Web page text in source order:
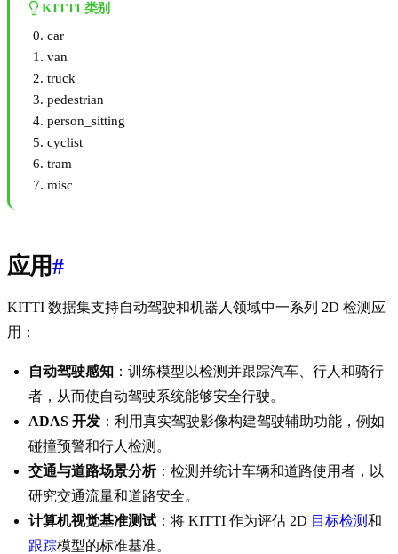
KITTI 类别
car
van
truck
pedestrian
person_sitting
cyclist
tram
misc
应用#
KITTI 数据集支持自动驾驶和机器人领域中一系列 2D 检测应
用：
自动驾驶感知 ：训练模型以检测并跟踪汽车、行人和骑行
者，从而使自动驾驶系统能够安全行驶。
ADAS 开发 ：利用真实驾驶影像构建驾驶辅助功能，例如
碰撞预警和行人检测。
交通与道路场景分析：检测并统计车辆和道路使用者，以
研究交通流量和道路安全。
计算机视觉基准测试 ：将 KITTI 作为评估 2D 目标检测和
跟踪模型的标准基准。